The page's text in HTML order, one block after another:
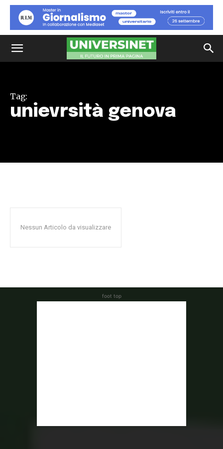
Tag:
unievrsità genova
Nessun Articolo da visualizzare
foot top